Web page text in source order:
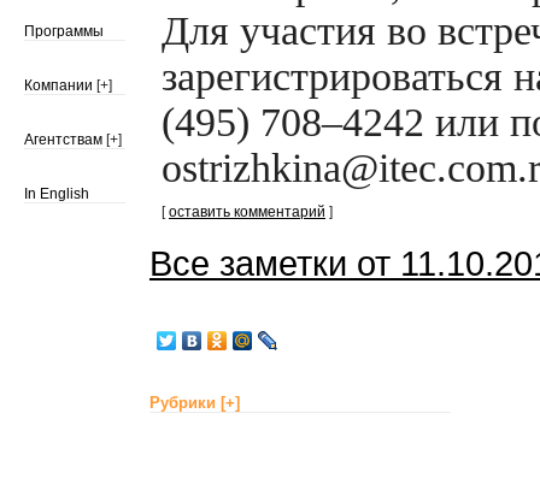
Программы
Компании [+]
Агентствам [+]
In English
Для участия во
зарегистрироваться
(495) 708–4242 или
[оставить комментарий ]
Все заметки от
Рубрики [+]